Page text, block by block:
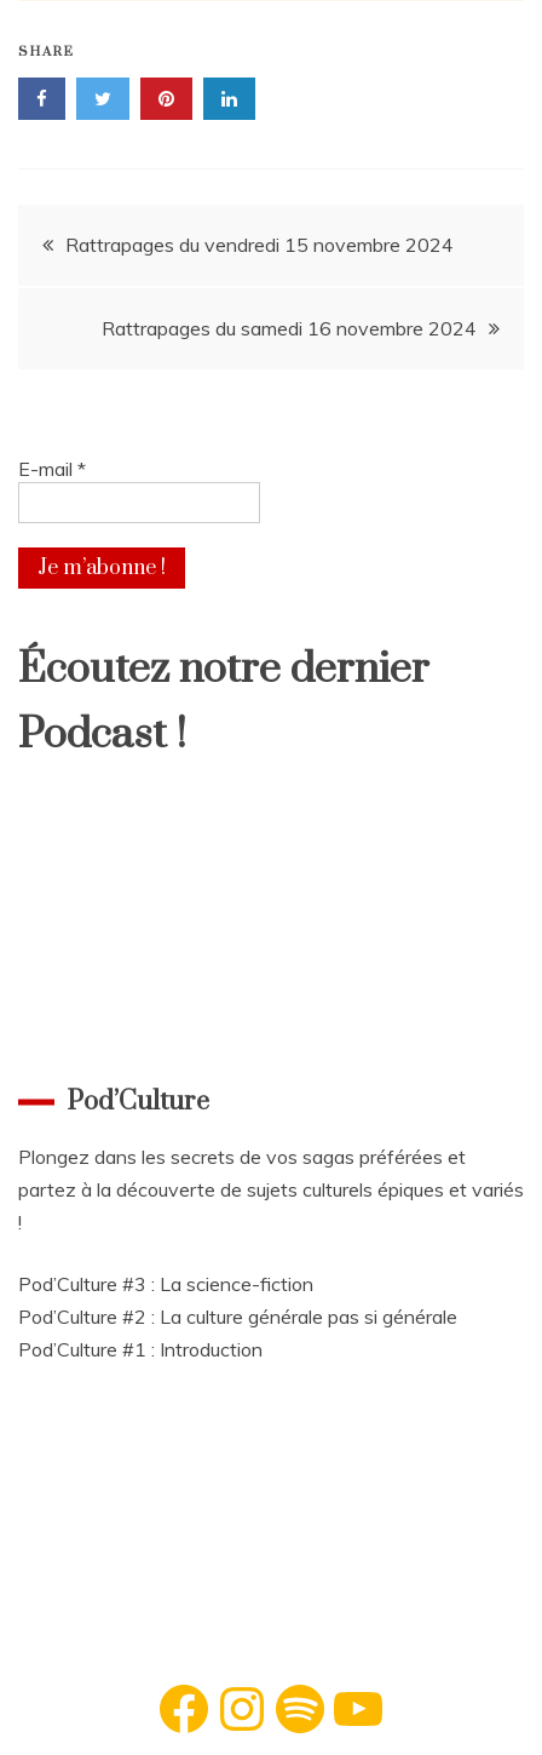
SHARE
Navigation
Rattrapages du vendredi 15 novembre 2024
Rattrapages du samedi 16 novembre 2024
E-mail *
Écoutez notre dernier
Podcast !
Pod’Culture
Plongez dans les secrets de vos sagas préférées et
partez à la découverte de sujets culturels épiques et variés
!
Pod’Culture #3 : La science-fiction
Pod’Culture #2 : La culture générale pas si générale
Pod’Culture #1 : Introduction
Facebook InstagramSpotify YouTube